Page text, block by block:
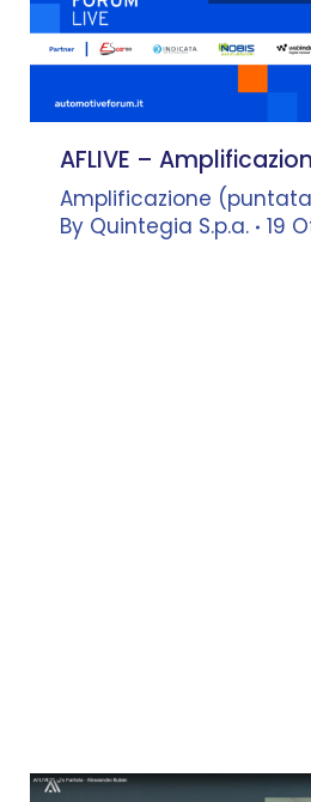
AFLIVE –
Amplificazione
By Quintegia S.p.a. 19